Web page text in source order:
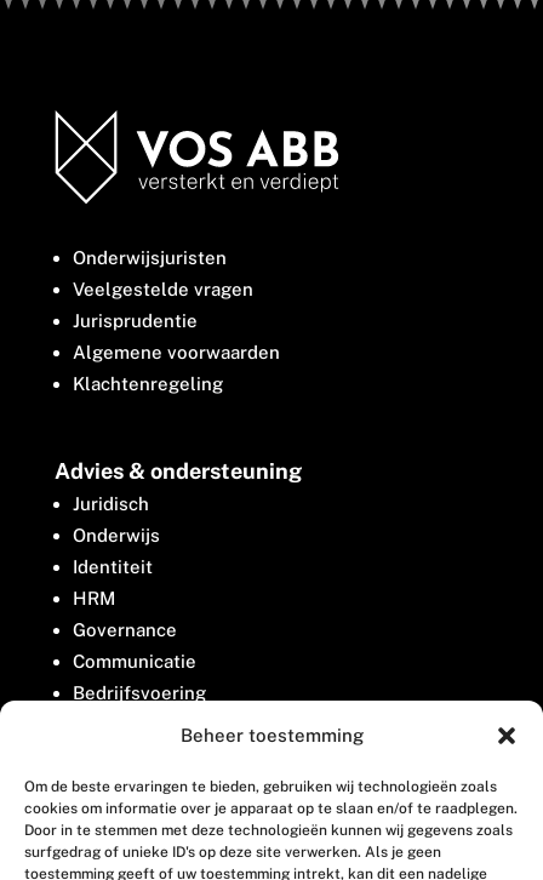
Beheer toestemming
Om de beste ervaringen te bieden, gebruiken wij technologieën zoals
cookies om informatie over je apparaat op te slaan en/of te raadplegen.
Door in te stemmen met deze technologieën kunnen wij gegevens zoals
surfgedrag of unieke ID's op deze site verwerken. Als je geen
toestemming geeft of uw toestemming intrekt, kan dit een nadelige
Onderwijsjuristen
Veelgestelde vragen
Jurisprudentie
Algemene voorwaarden
Klachtenregeling
Advies & ondersteuning
Juridisch
Onderwijs
Identiteit
HRM
Governance
Communicatie
Bedrijfsvoering
Belangenbehartiging
Contact
Houttuinlaan 8